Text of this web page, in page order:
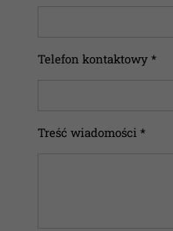
Telefon kontaktowy *
Treść wiadomości *